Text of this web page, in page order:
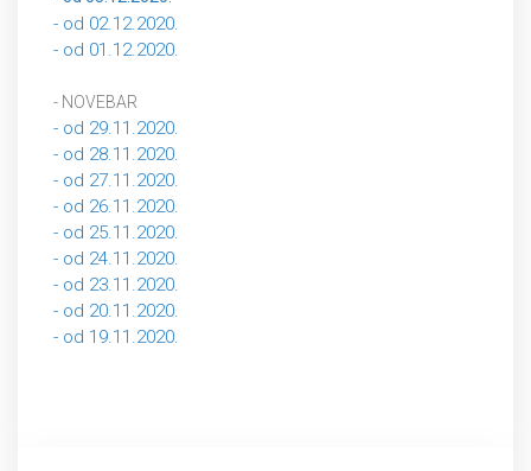
- od 02.12.2020.
- od 01.12.2020.
- NOVEBAR
- od 29.11.2020.
- od 28.11.2020.
- od 27.11.2020.
- od 26.11.2020.
- od 25.11.2020.
- od 24.11.2020.
- od 23.11.2020.
- od 20.11.2020.
- od 19.11.2020.